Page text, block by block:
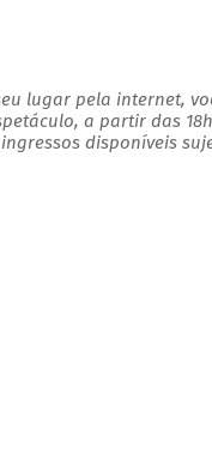
lugar pela internet,
a partir das
disponíveis